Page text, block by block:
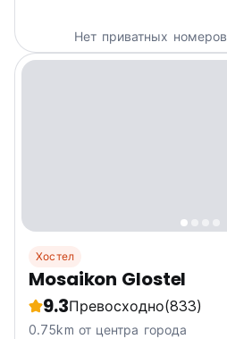
Нет приватных номеров
Хостел
Mosaikon Glostel
9.3Превосходно(833)
0.75km от центра города